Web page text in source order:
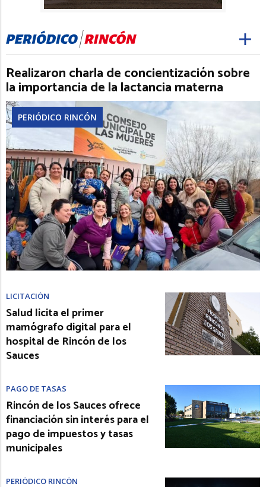
Realizaron charla de concientización sobre
la importancia de la lactancia materna
PERIÓDICO RINCÓN
LICITACIÓN
Salud licita el primer
mamógrafo digital para el
hospital de Rincón de los
Sauces
PAGO DE TASAS
Rincón de los Sauces ofrece
financiación sin interés para el
pago de impuestos y tasas
municipales
PERIÓDICO RINCÓN